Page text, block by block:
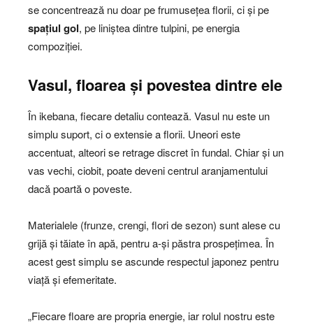
se concentrează nu doar pe frumusețea florii, ci și pe
spațiul gol, pe liniștea dintre tulpini, pe energia
compoziției.
Vasul, floarea și povestea dintre ele
În ikebana, fiecare detaliu contează. Vasul nu este un
simplu suport, ci o extensie a florii. Uneori este
accentuat, alteori se retrage discret în fundal. Chiar și un
vas vechi, ciobit, poate deveni centrul aranjamentului
dacă poartă o poveste.
Materialele (frunze, crengi, flori de sezon) sunt alese cu
grijă și tăiate în apă, pentru a-și păstra prospețimea. În
acest gest simplu se ascunde respectul japonez pentru
viață și efemeritate.
„Fiecare floare are propria energie, iar rolul nostru este